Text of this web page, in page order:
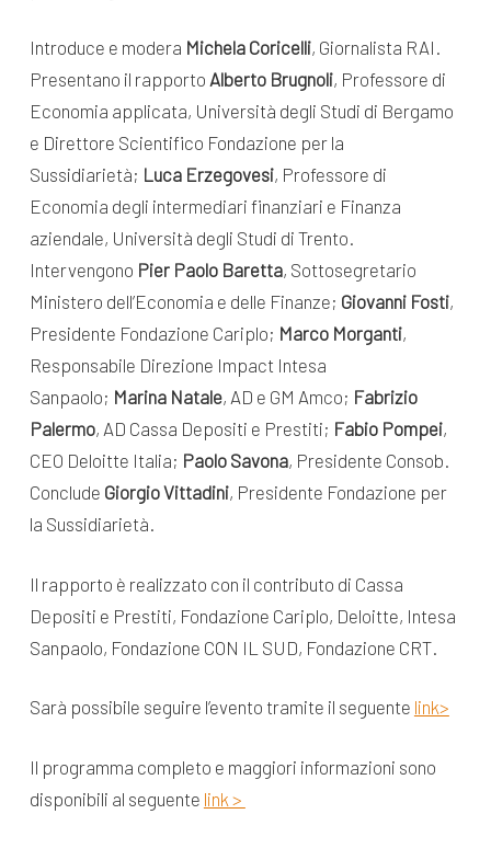
Introduce e modera Michela Coricelli, Giornalista RAI.
Presentano il rapporto Alberto Brugnoli, Professore di
Economia applicata, Università degli Studi di Bergamo
e Direttore Scientifico Fondazione per la
Sussidiarietà; Luca Erzegovesi, Professore di
Economia degli intermediari finanziari e Finanza
aziendale, Università degli Studi di Trento.
Intervengono Pier Paolo Baretta, Sottosegretario
Ministero dell’Economia e delle Finanze; Giovanni Fosti,
Presidente Fondazione Cariplo; Marco Morganti,
Responsabile Direzione Impact Intesa
Sanpaolo; Marina Natale, AD e GM Amco; Fabrizio
Palermo, AD Cassa Depositi e Prestiti; Fabio Pompei,
CEO Deloitte Italia; Paolo Savona, Presidente Consob.
Conclude Giorgio Vittadini, Presidente Fondazione per
la Sussidiarietà.
Il rapporto è realizzato con il contributo di Cassa
Depositi e Prestiti, Fondazione Cariplo, Deloitte, Intesa
Sanpaolo, Fondazione CON IL SUD, Fondazione CRT.
Sarà possibile seguire l’evento tramite il seguente link>
Il programma completo e maggiori informazioni sono
disponibili al seguente link >